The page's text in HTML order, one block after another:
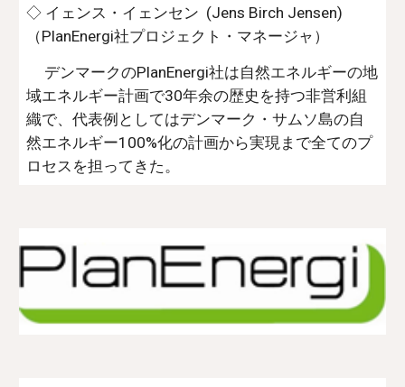
◇ イェンス・イェンセン (Jens Birch Jensen)
（PlanEnergi社プロジェクト・マネージャ）
デンマークのPlanEnergi社は自然エネルギーの地
域エネルギー計画で30年余の歴史を持つ非営利組
織で、代表例としてはデンマーク・サムソ島の自
然エネルギー100%化の計画から実現まで全てのプ
ロセスを担ってきた。